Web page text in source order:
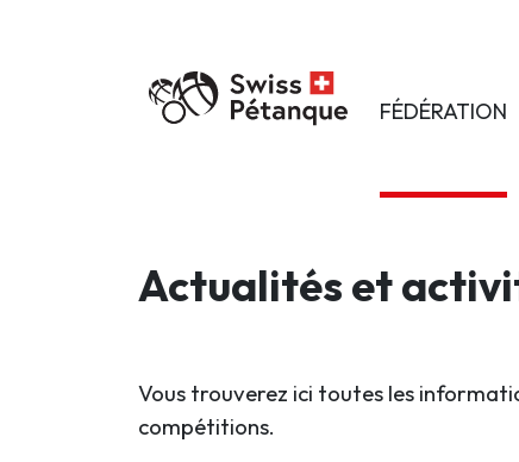
FÉDÉRATION
Actualités et
Vous trouverez ici toutes les
compétitions.